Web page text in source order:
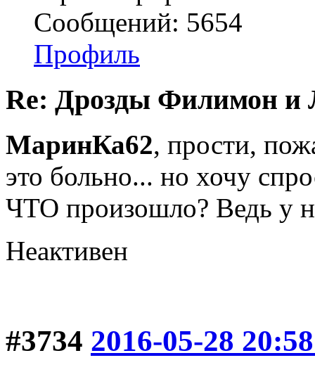
Сообщений: 5654
Профиль
Re: Дрозды Филимон и
МаринКа62, прости,
это больно... но хочу
ЧТО произошло? Ведь у
Неактивен
#3734 2016-05-28